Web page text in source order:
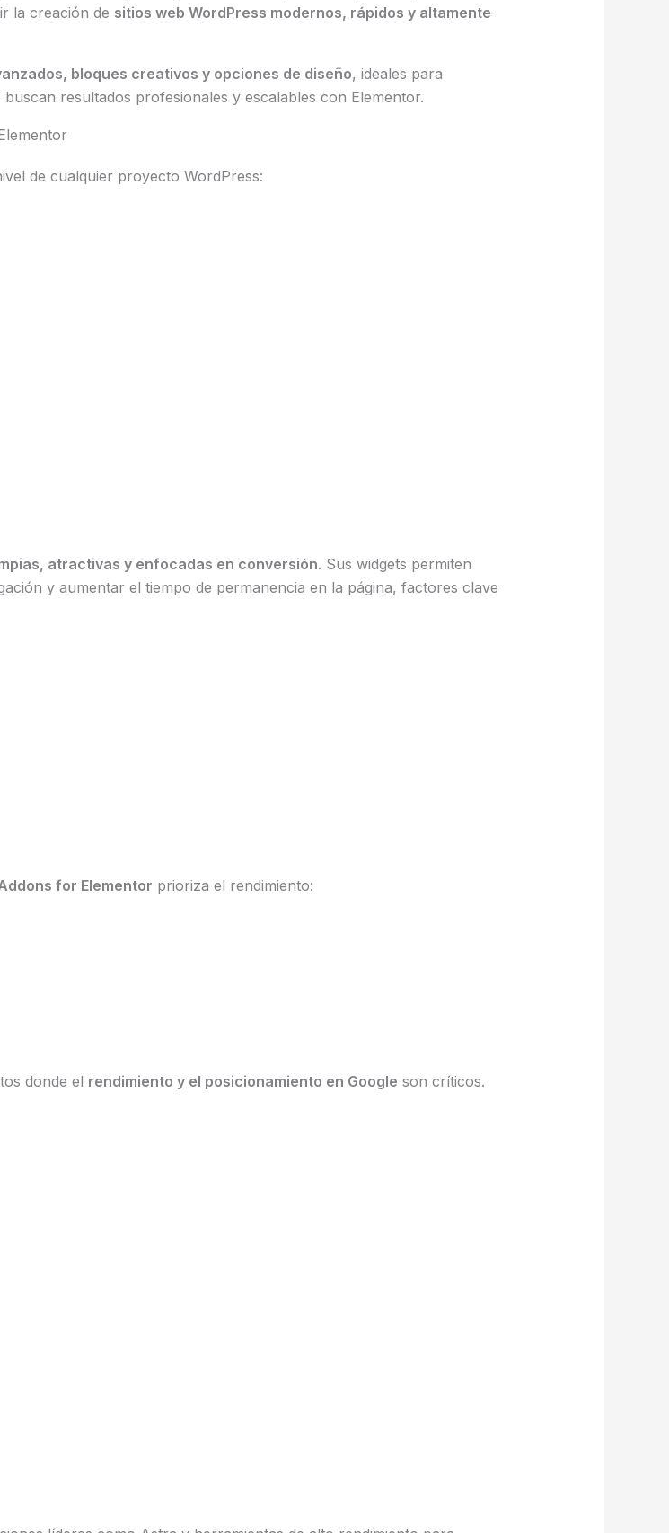
la creación de sitios web WordPress modernos, rápidos y altamente
bloques creativos y opciones de diseño, ideales para
resultados profesionales y escalables con Elementor.
de cualquier proyecto WordPress:
atractivas y enfocadas en conversión. Sus widgets permiten
y aumentar el tiempo de permanencia en la página, factores clave
for Elementor prioriza el rendimiento:
donde el rendimiento y el posicionamiento en Google son críticos.